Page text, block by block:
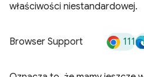
właściwości niestandardowej.
Browser Support 111